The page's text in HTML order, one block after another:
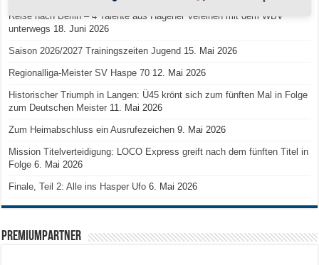
Reise nach Berlin – 4 Talente aus Hagener Vereinen mit dem WBV
unterwegs 18. Juni 2026
Saison 2026/2027 Trainingszeiten Jugend 15. Mai 2026
Regionalliga-Meister SV Haspe 70 12. Mai 2026
Historischer Triumph in Langen: Ü45 krönt sich zum fünften Mal in Folge
zum Deutschen Meister 11. Mai 2026
Zum Heimabschluss ein Ausrufezeichen 9. Mai 2026
Mission Titelverteidigung: LOCO Express greift nach dem fünften Titel in
Folge 6. Mai 2026
Finale, Teil 2: Alle ins Hasper Ufo 6. Mai 2026
PREMIUMPARTNER